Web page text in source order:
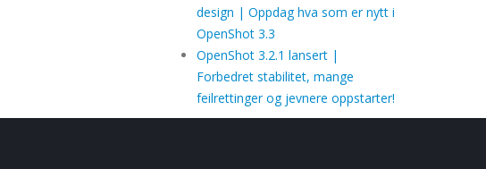
design | Oppdag hva som er nytt i
OpenShot 3.3
OpenShot 3.2.1 lansert |
Forbedret stabilitet, mange
feilrettinger og jevnere oppstarter!